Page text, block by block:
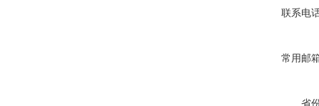
联系电
常用邮
省